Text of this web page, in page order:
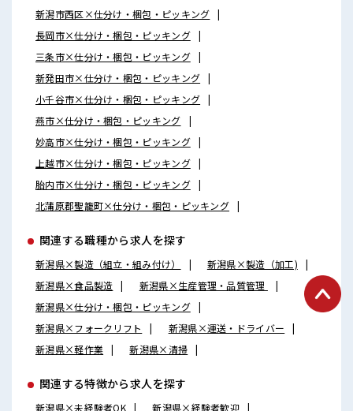
新潟市西区×仕分け・梱包・ピッキング
長岡市×仕分け・梱包・ピッキング
三条市×仕分け・梱包・ピッキング
新発田市×仕分け・梱包・ピッキング
小千谷市×仕分け・梱包・ピッキング
燕市×仕分け・梱包・ピッキング
妙高市×仕分け・梱包・ピッキング
上越市×仕分け・梱包・ピッキング
胎内市×仕分け・梱包・ピッキング
北蒲原郡聖籠町×仕分け・梱包・ピッキング
関連する職種から求人を探す
新潟県×製造（組立・組み付け）
新潟県×製造（加工)
新潟県×食品製造
新潟県×生産管理・品質管理
新潟県×仕分け・梱包・ピッキング
新潟県×フォークリフト
新潟県×運送・ドライバー
新潟県×軽作業
新潟県×清掃
関連する特徴から求人を探す
新潟県×未経験者OK 新潟県×経験者歓迎